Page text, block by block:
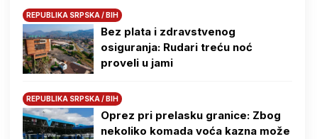
REPUBLIKA SRPSKA / BIH
Bez plata i zdravstvenog
osiguranja: Rudari treću noć
proveli u jami
REPUBLIKA SRPSKA / BIH
Oprez pri prelasku granice: Zbog
nekoliko komada voća kazna može